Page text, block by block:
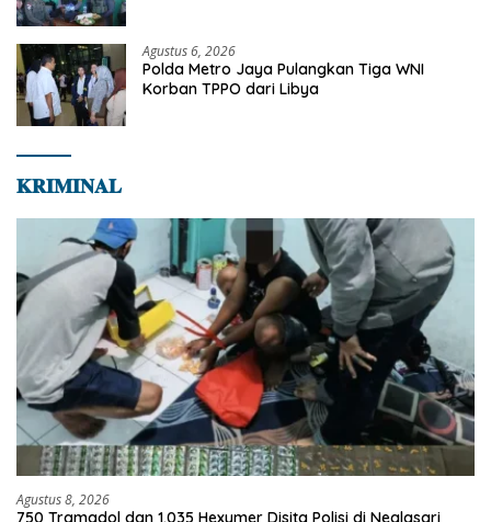
Agustus 6, 2026
Polda Metro Jaya Pulangkan Tiga WNI
Korban TPPO dari Libya
𝐊𝐑𝐈𝐌𝐈𝐍𝐀𝐋
Agustus 8, 2026
750 Tramadol dan 1.035 Hexymer Disita Polisi di Neglasari